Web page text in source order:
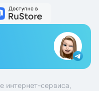
интернет-сервиса,